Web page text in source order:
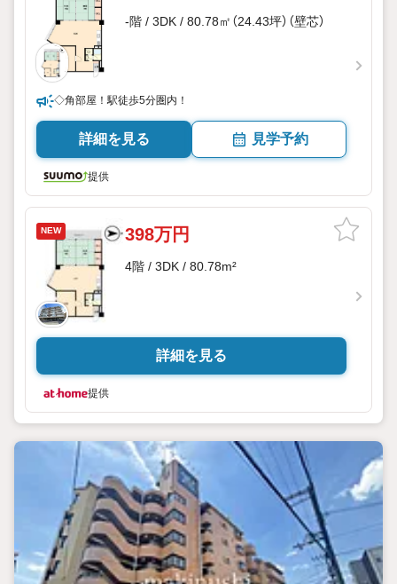
-階 / 3DK / 80.78㎡（24.43坪）（壁芯）
◇角部屋！駅徒歩5分圏内！
詳細を見る 見学予約
提供
NEW 398万円
4階 / 3DK / 80.78m²
詳細を見る
提供